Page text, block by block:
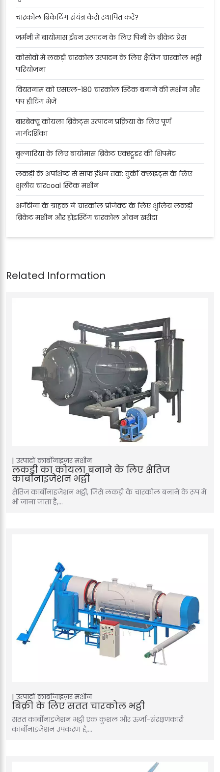
चारकोल ब्रिकेटिंग संयंत्र कैसे स्थापित करें?
जर्मनी में बायोमास ईंधन उत्पादन के लिए पिनी के ब्रीकेट प्रेस
कोसोवो में लकड़ी चारकोल उत्पादन के लिए क्षैतिज चारकोल भट्ठी
परियोजना
वियतनाम को एसएल-180 चारकोल स्टिक बनाने की मशीन और
पंप हीटिंग भेजें
बारबेक्यू कोयला ब्रिकेट्स उत्पादन प्रक्रिया के लिए पूर्ण
मार्गदर्शिका
बुल्गारिया के लिए बायोमास ब्रिकेट एक्स्ट्रूडर की शिपमेंट
लकड़ी के अपशिष्ट से साफ ईंधन तक: तुर्की क्लाइंट्स के लिए
शुलीय चारcoal स्टिक मशीन
अर्जेंटीना के ग्राहक ने चारकोल प्रोजेक्ट के लिए शुलिय लकड़ी
ब्रिकेट मशीन और होइस्टिंग चारकोल ओवन खरीदा
उत्पादों कार्बोनाइज़र मशीन
लकड़ी का कोयला बनाने के लिए क्षैतिज
कार्बोनाइजेशन भट्ठी
क्षैतिज कार्बोनाइजेशन भट्ठी, जिसे लकड़ी के चारकोल बनाने के रूप में
भी जाना जाता है,…
उत्पादों कार्बोनाइज़र मशीन
बिक्री के लिए सतत चारकोल भट्ठी
सतत कार्बोनाइजेशन भट्ठी एक कुशल और ऊर्जा-संरक्षणकारी
कार्बोनाइजेशन उपकरण है,…